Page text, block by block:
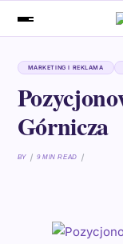
MARKETING I REKLAMA
Górnicza
BY 9 MIN READ